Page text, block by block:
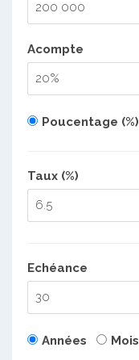
Acompte
Poucentage (%)
Taux (%)
Echéance
Années Mois